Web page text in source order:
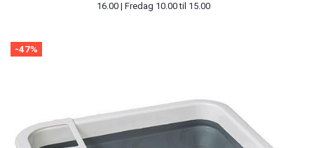
16.00 | Fredag 10.00 til 15.00
-47%